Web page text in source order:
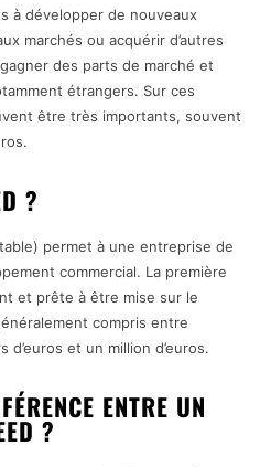
à développer de nouveaux
marchés ou acquérir d’autres
des parts de marché et
étrangers. Sur ces
être très importants, souvent
?
permet à une entreprise de
commercial. La première
et prête à être mise sur le
compris entre
et un million d’euros.
ENTRE UN
?